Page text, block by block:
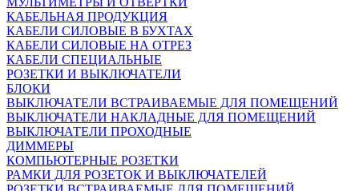
КАБЕЛЬНАЯ ПРОДУКЦИЯ
КАБЕЛИ СИЛОВЫЕ В БУХТАХ
КАБЕЛИ СИЛОВЫЕ НА ОТРЕЗ
КАБЕЛИ СПЕЦИАЛЬНЫЕ
РОЗЕТКИ И ВЫКЛЮЧАТЕЛИ
БЛОКИ
ВЫКЛЮЧАТЕЛИ ВСТРАИВАЕМЫЕ ДЛЯ ПОМЕЩЕНИЙ
ВЫКЛЮЧАТЕЛИ НАКЛАДНЫЕ ДЛЯ ПОМЕЩЕНИЙ
ВЫКЛЮЧАТЕЛИ ПРОХОДНЫЕ
ДИММЕРЫ
КОМПЬЮТЕРНЫЕ РОЗЕТКИ
РАМКИ ДЛЯ РОЗЕТОК И ВЫКЛЮЧАТЕЛЕЙ